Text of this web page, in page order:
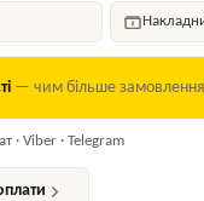
— чим більше
· Viber · Telegram